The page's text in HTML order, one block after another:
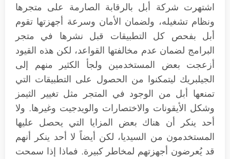
اشتهرت شركة أبل بالرقابة الصارمة على متجرها
ونظام تشغيله، ولضمان الأمان وسرعة أجهزتها تقوم
أبل بفحص كل التطبيقات قبل نشرها في متجر
البرامج لضمان عدم مخالفتها القواعد، لكن هذه القيود
أزعجت بعض المستخدمين ولجأ الكثير منهم إلى
الجيلبريك ليتمكنوا من الحصول على التطبيقات التي
تمنعها أبل من الوجود في المتجر مثل تغيير الثيمز
وشكل الأيقونات والاختصارات والويدجيت وغيرها. ولا
أحد ينكر أن هناك بعض المزايا التي يحصل عليها
المستخدمون من السيديا، لكن أيضاً لا أحد ينكر أنهم
قد يُعرضون أجهزتهم لمخاطر كبيرة. فماذا إذا سمحت